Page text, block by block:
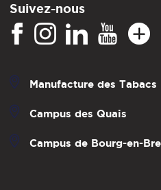
Suivez-nous
Manufacture des Tabacs
Campus des Quais
Campus de Bourg-en-